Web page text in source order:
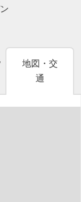
地図・交
通